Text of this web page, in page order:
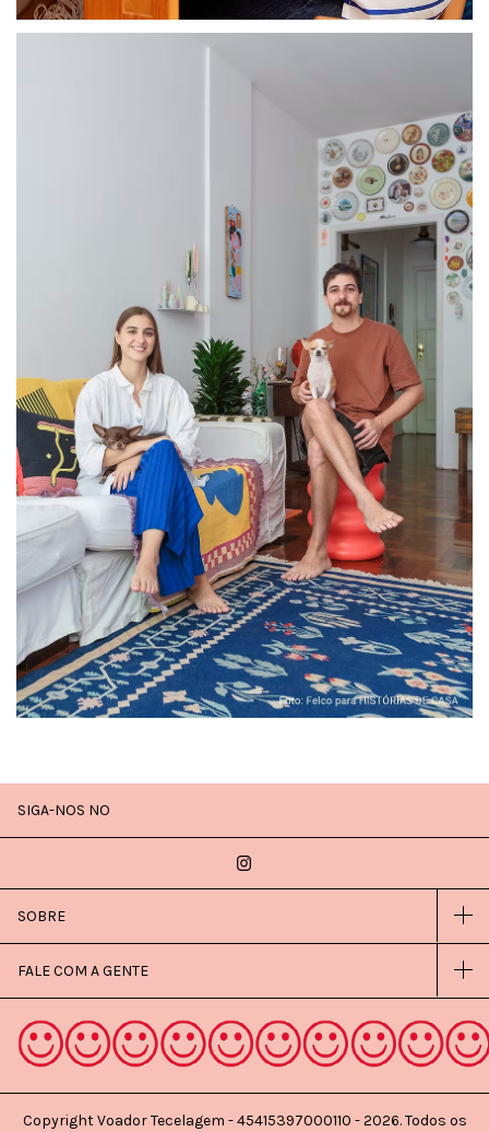
SIGA-NOS NO
SOBRE
FALE COM A GENTE
Copyright Voador Tecelagem - 45415397000110 - 2026. Todos os